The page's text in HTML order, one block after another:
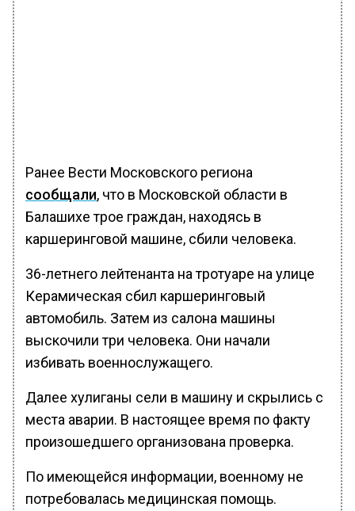
Ранее Вести Московского региона
сообщали, что в Московской области в
Балашихе трое граждан, находясь в
каршеринговой машине, сбили человека.
36-летнего лейтенанта на тротуаре на улице
Керамическая сбил каршеринговый
автомобиль. Затем из салона машины
выскочили три человека. Они начали
избивать военнослужащего.
Далее хулиганы сели в машину и скрылись с
места аварии. В настоящее время по факту
произошедшего организована проверка.
По имеющейся информации, военному не
потребовалась медицинская помощь.